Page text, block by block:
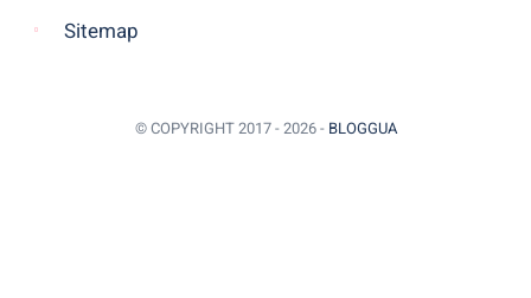
Sitemap
© COPYRIGHT 2017 - 2026 - BLOGGUA